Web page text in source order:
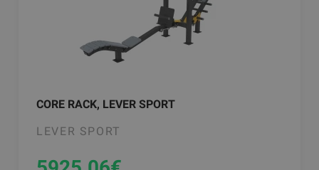
CORE RACK, LEVER SPORT
LEVER SPORT